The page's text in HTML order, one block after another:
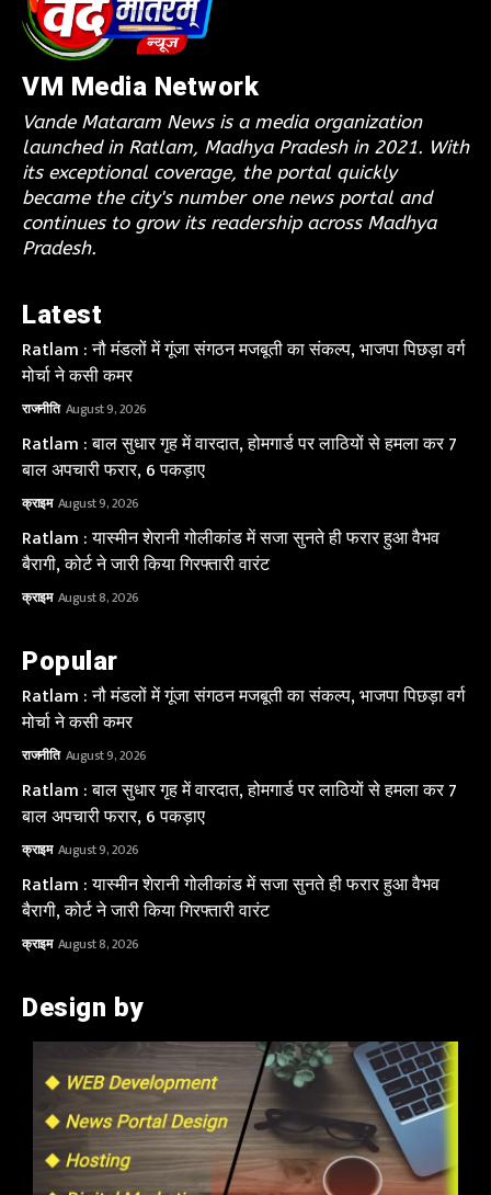
VM Media Network
Vande Mataram News is a media organization
launched in Ratlam, Madhya Pradesh in 2021. With
its exceptional coverage, the portal quickly
became the city's number one news portal and
continues to grow its readership across Madhya
Pradesh.
Latest
Ratlam : नौ मंडलों में गूंजा संगठन मजबूती का संकल्प, भाजपा पिछड़ा वर्ग
मोर्चा ने कसी कमर
राजनीति August 9, 2026
Ratlam : बाल सुधार गृह में वारदात, होमगार्ड पर लाठियों से हमला कर 7
बाल अपचारी फरार, 6 पकड़ाए
क्राइम August 9, 2026
Ratlam : यास्मीन शेरानी गोलीकांड में सजा सुनते ही फरार हुआ वैभव
बैरागी, कोर्ट ने जारी किया गिरफ्तारी वारंट
क्राइम August 8, 2026
Popular
Ratlam : नौ मंडलों में गूंजा संगठन मजबूती का संकल्प, भाजपा पिछड़ा वर्ग
मोर्चा ने कसी कमर
राजनीति August 9, 2026
Ratlam : बाल सुधार गृह में वारदात, होमगार्ड पर लाठियों से हमला कर 7
बाल अपचारी फरार, 6 पकड़ाए
क्राइम August 9, 2026
Ratlam : यास्मीन शेरानी गोलीकांड में सजा सुनते ही फरार हुआ वैभव
बैरागी, कोर्ट ने जारी किया गिरफ्तारी वारंट
क्राइम August 8, 2026
Design by